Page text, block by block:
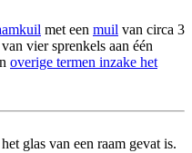
met een muil van circa 3
vier sprenkels aan één
overige termen inzake het
glas van een raam gevat is.